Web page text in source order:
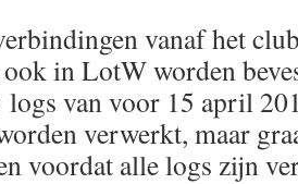
vanaf het
in LotW worden
van voor 15 april
verwerkt, maar
voordat alle logs zijn